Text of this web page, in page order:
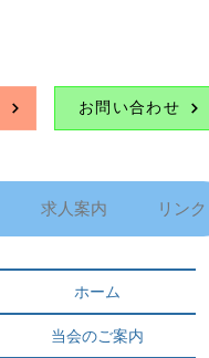
お問い合わせ
求人案内 リンク
ホーム
当会のご案内